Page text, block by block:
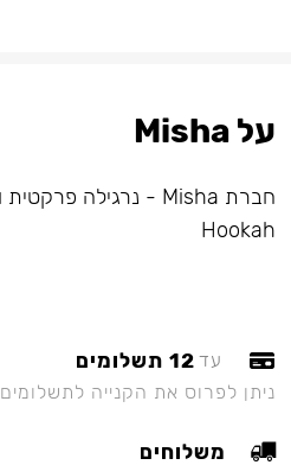
על Misha
Hookah
עד 12 תשלומים
ניתן לפרוס את הקנייה לתשלומים
משלוחים